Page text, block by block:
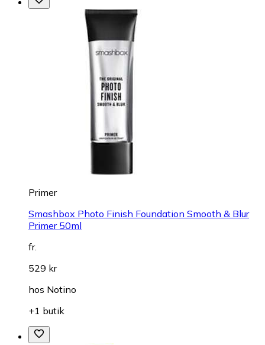
Primer
Smashbox Photo Finish Foundation Smooth & Blur
Primer 50ml
fr.
529 kr
hos Notino
+1 butik